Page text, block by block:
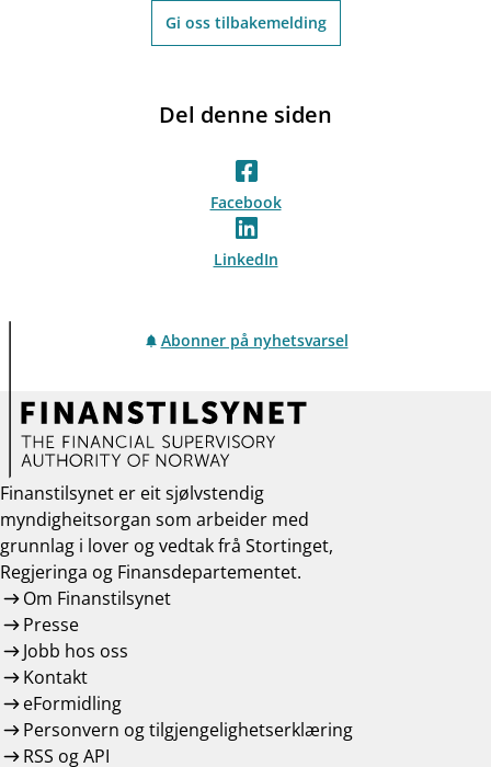
Gi oss tilbakemelding
Del denne siden
Facebook
LinkedIn
Abonner på nyhetsvarsel
Finanstilsynet er eit sjølvstendig
myndigheitsorgan som arbeider med
grunnlag i lover og vedtak frå Stortinget,
Regjeringa og Finansdepartementet.
Om Finanstilsynet
Presse
Jobb hos oss
Kontakt
eFormidling
Personvern og tilgjengelighetserklæring
RSS og API